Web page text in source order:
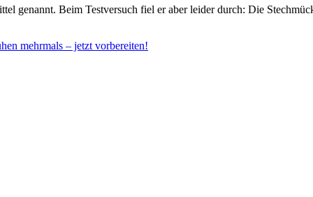
genannt. Beim Testversuch fiel er aber leider durch: Die
mehrmals – jetzt vorbereiten!